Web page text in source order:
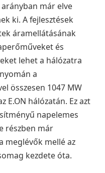
már elve
ki. A fejlesztések
áramellátásának
és
lehet a hálózatra
a
összesen 1047 MW
E.ON hálózatán. Ez azt
napelemes
részben már
meglévők mellé az
kezdete óta.